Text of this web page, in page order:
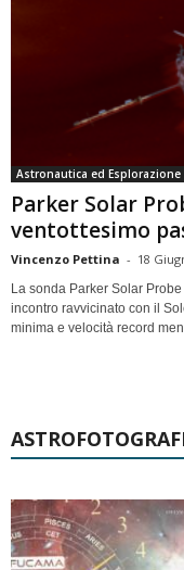
Astronautica ed Esplorazione
Parker Solar
ventottesimo
Vincenzo Pettina - 18
La sonda Parker Solar
incontro ravvicinato con il
minima e velocità record